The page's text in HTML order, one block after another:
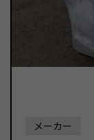
メーカー